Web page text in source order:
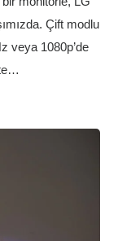
Çift modlu
veya 1080p’de